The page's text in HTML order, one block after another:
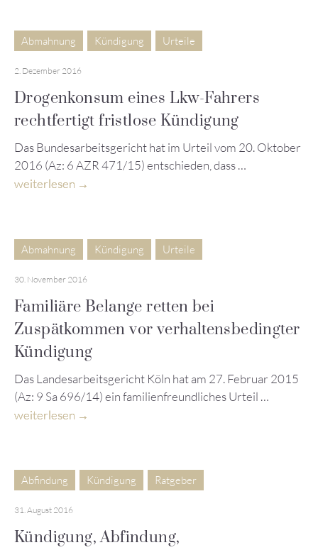
Abmahnung Kündigung Urteile
2. Dezember 2016
Drogenkonsum eines Lkw-Fahrers
rechtfertigt fristlose Kündigung
Das Bundesarbeitsgericht hat im Urteil vom 20. Oktober
2016 (Az: 6 AZR 471/15) entschieden, dass …
weiterlesen
Abmahnung Kündigung Urteile
30. November 2016
Familiäre Belange retten bei
Zuspätkommen vor verhaltensbedingter
Kündigung
Das Landesarbeitsgericht Köln hat am 27. Februar 2015
(Az: 9 Sa 696/14) ein familienfreundliches Urteil …
weiterlesen
Abfindung Kündigung Ratgeber
31. August 2016
Kündigung, Abfindung,